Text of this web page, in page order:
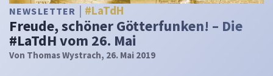
NEWSLETTER #LaTdH
Freude, schöner Götterfunken! – Die
#LaTdH vom 26. Mai
Von Thomas Wystrach, 26. Mai 2019